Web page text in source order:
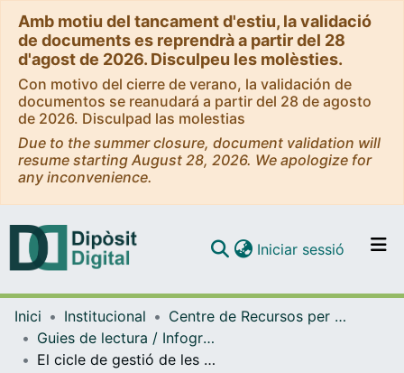
Amb motiu del tancament d'estiu, la validació
de documents es reprendrà a partir del 28
d'agost de 2026. Disculpeu les molèsties.
Con motivo del cierre de verano, la validación de
documentos se reanudará a partir del 28 de agosto
de 2026. Disculpad las molestias
Due to the summer closure, document validation will
resume starting August 28, 2026. We apologize for
any inconvenience.
Navega per tot el DD
Com publicar
Iniciar sessió (current)
Inici Institucional
Centre de Recursos per a l'Aprenentatge i la Investigació (CRAI-UB) - Institucional
Guies de lectura / Infografies / Recomanacions (CRAI-UB)
El cicle de gestió de les dades de recerca [Infografia]